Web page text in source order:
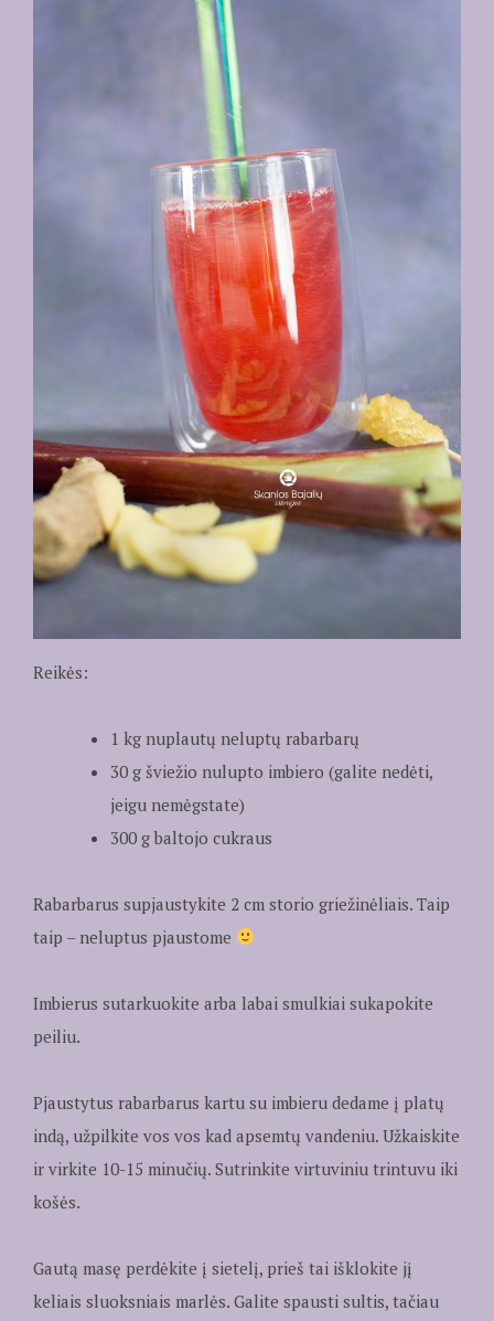
Reikės:
1 kg nuplautų neluptų rabarbarų
30 g šviežio nulupto imbiero (galite nedėti,
jeigu nemėgstate)
300 g baltojo cukraus
Rabarbarus supjaustykite 2 cm storio griežinėliais. Taip
taip – neluptus pjaustome
Imbierus sutarkuokite arba labai smulkiai sukapokite
peiliu.
Pjaustytus rabarbarus kartu su imbieru dedame į platų
indą, užpilkite vos vos kad apsemtų vandeniu. Užkaiskite
ir virkite 10-15 minučių. Sutrinkite virtuviniu trintuvu iki
košės.
Gautą masę perdėkite į sietelį, prieš tai išklokite jį
keliais sluoksniais marlės. Galite spausti sultis, tačiau